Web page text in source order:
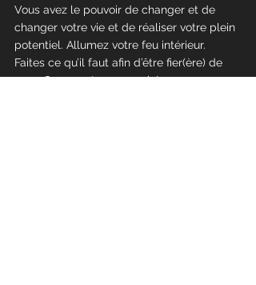
Vous avez le pouvoir de changer et de
changer votre vie et de réaliser votre plein
potentiel. Allumez votre feu intérieur.
Faites ce qu’il faut afin d’être fier(ère) de
vous. Soyez votre propre héros.